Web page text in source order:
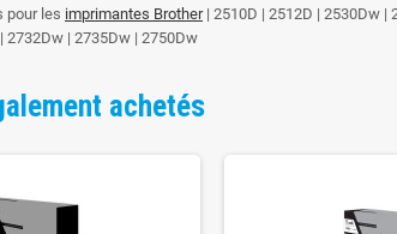
pour les imprimantes Brother| 2510D | 2512D | 2530Dw |
2732Dw | 2735Dw | 2750Dw
achetés